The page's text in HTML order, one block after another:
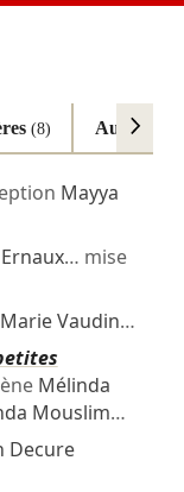
(8) Autres
Mayya
… mise
Marie Vaudin…
Mélinda
Mouslim…
Decure